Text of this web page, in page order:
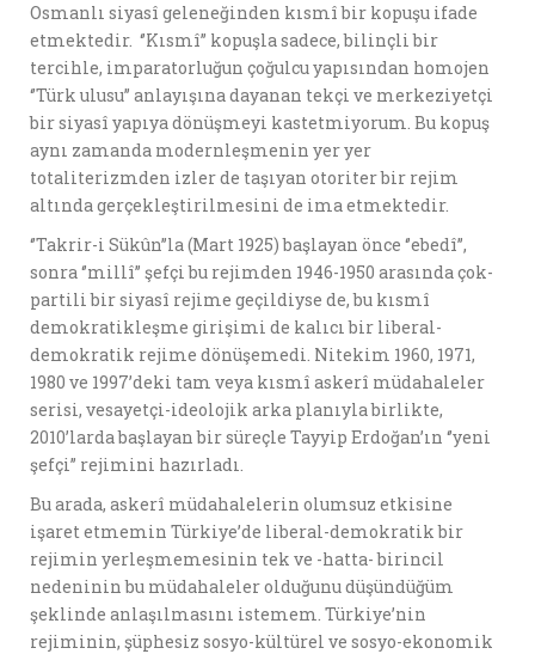
Osmanlı siyasî geleneğinden kısmî bir kopuşu ifade
etmektedir. ‘’Kısmî’’ kopuşla sadece, bilinçli bir
tercihle, imparatorluğun çoğulcu yapısından homojen
‘’Türk ulusu’’ anlayışına dayanan tekçi ve merkeziyetçi
bir siyasî yapıya dönüşmeyi kastetmiyorum. Bu kopuş
aynı zamanda modernleşmenin yer yer
totaliterizmden izler de taşıyan otoriter bir rejim
altında gerçekleştirilmesini de ima etmektedir.
‘’Takrir-i Sükûn’’la (Mart 1925) başlayan önce ‘’ebedî’’,
sonra ‘’millî’’ şefçi bu rejimden 1946-1950 arasında çok-
partili bir siyasî rejime geçildiyse de, bu kısmî
demokratikleşme girişimi de kalıcı bir liberal-
demokratik rejime dönüşemedi. Nitekim 1960, 1971,
1980 ve 1997’deki tam veya kısmî askerî müdahaleler
serisi, vesayetçi-ideolojik arka planıyla birlikte,
2010’larda başlayan bir süreçle Tayyip Erdoğan’ın ‘’yeni
şefçi’’ rejimini hazırladı.
Bu arada, askerî müdahalelerin olumsuz etkisine
işaret etmemin Türkiye’de liberal-demokratik bir
rejimin yerleşmemesinin tek ve -hatta- birincil
nedeninin bu müdahaleler olduğunu düşündüğüm
şeklinde anlaşılmasını istemem. Türkiye’nin
rejiminin, şüphesiz sosyo-kültürel ve sosyo-ekonomik